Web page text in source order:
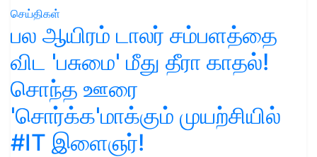
செய்திகள்
பல ஆயிரம் டாலர் சம்பளத்தை
விட 'பசுமை' மீது தீரா காதல்!
சொந்த ஊரை
'சொர்க்க'மாக்கும் முயற்சியில்
#IT இளைஞர்!